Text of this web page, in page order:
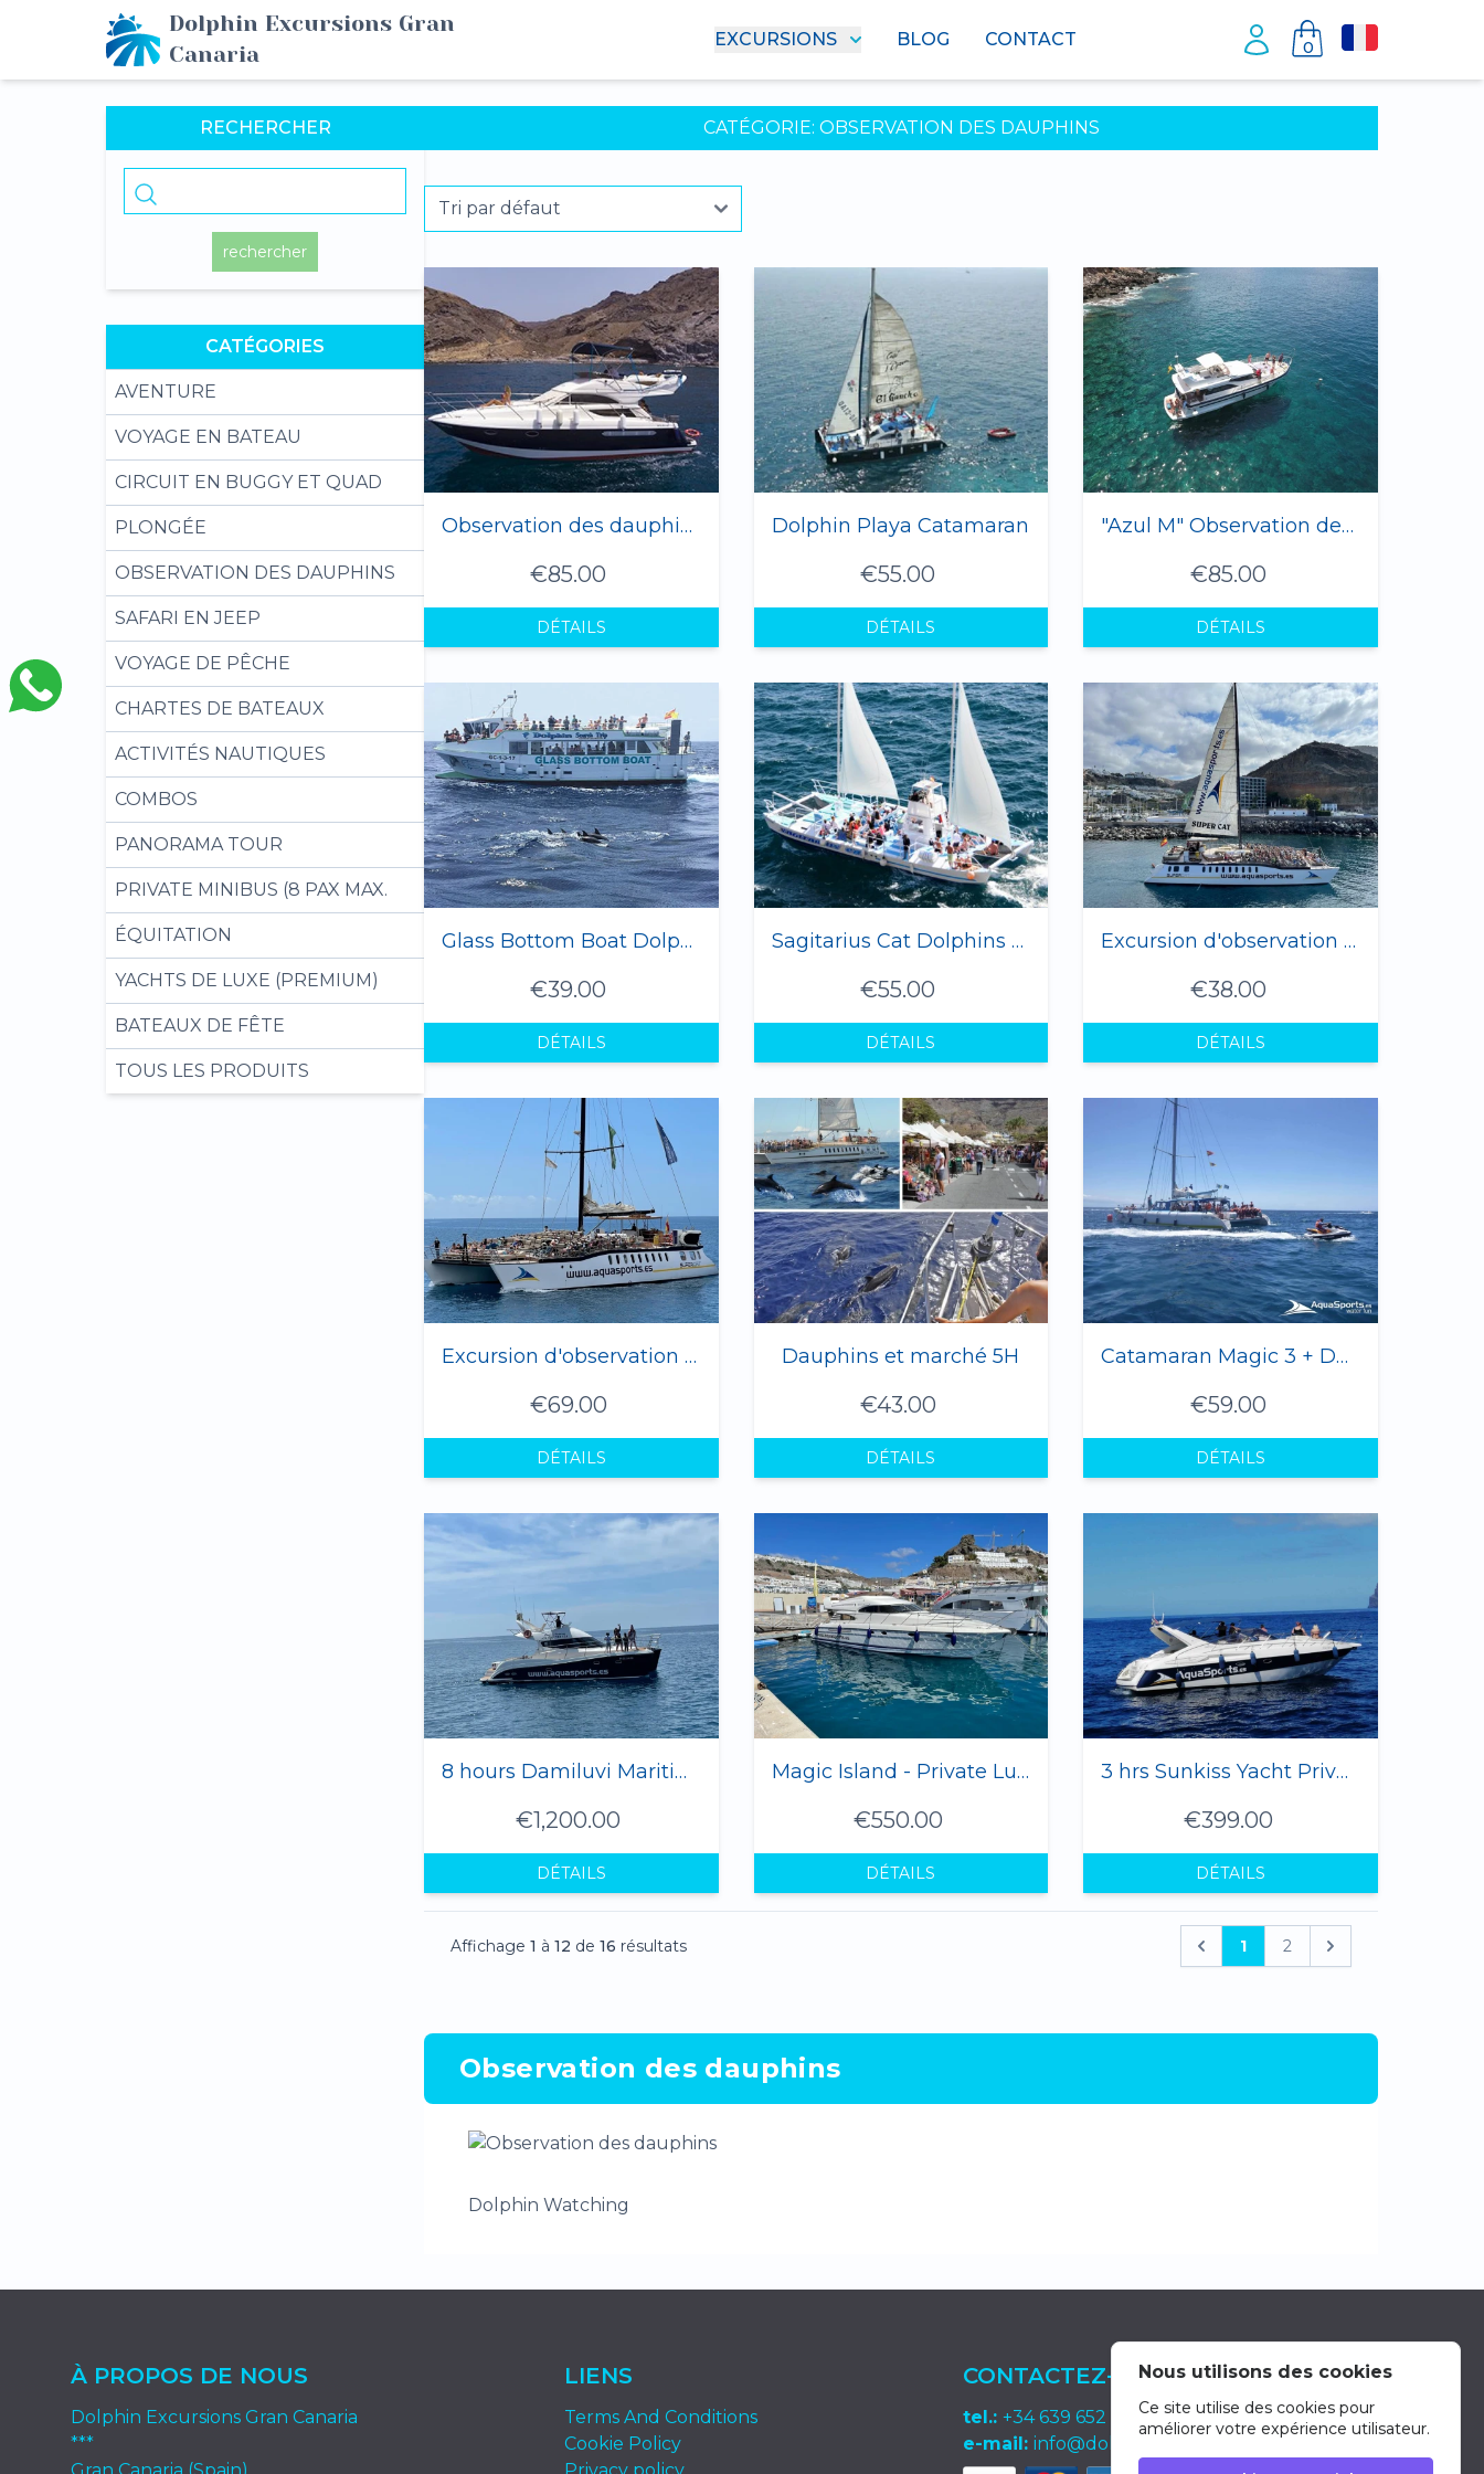
Dolphin Excursions Gran
Canaria
EXCURSIONS BLOG CONTACT 0
RECHERCHER
rechercher
CATÉGORIES
AVENTURE
VOYAGE EN BATEAU
CIRCUIT EN BUGGY ET QUAD
PLONGÉE
OBSERVATION DES DAUPHINS
SAFARI EN JEEP
VOYAGE DE PÊCHE
CHARTES DE BATEAUX
ACTIVITÉS NAUTIQUES
COMBOS
PANORAMA TOUR
PRIVATE MINIBUS (8 PAX MAX.
ÉQUITATION
YACHTS DE LUXE (PREMIUM)
BATEAUX DE FÊTE
TOUS LES PRODUITS
CATÉGORIE: OBSERVATION DES DAUPHINS
Observation des dauphins et des baleines sur yacht de luxe (max. 10 personnes) "ERNY 1"
€85.00
DÉTAILS
Dolphin Playa Catamaran
€55.00
DÉTAILS
"Azul M" Observation des dauphins et des baleines en yacht (12 personnes max.)
€85.00
DÉTAILS
Glass Bottom Boat Dolphin Tour
€39.00
DÉTAILS
Sagitarius Cat Dolphins Tour
€55.00
DÉTAILS
Excursion d'observation des dauphins à Gran Canaria 2 heures
€38.00
DÉTAILS
Excursion d'observation des dauphins PREMIUM à Gran Canaria - 4 heures
€69.00
DÉTAILS
Dauphins et marché 5H
€43.00
DÉTAILS
Catamaran Magic 3 + Dauphins (Adultes et Enfants)
€59.00
DÉTAILS
8 hours Damiluvi Maritime Trip 1-12 Pax
€1,200.00
DÉTAILS
Magic Island - Private Luxury Yacht 1-12 Pax
€550.00
DÉTAILS
3 hrs Sunkiss Yacht Private Charter - 1 to 8 Pax
€399.00
DÉTAILS
Affichage 1 à 12 de 16 résultats 1 2
Observation des dauphins
Dolphin Watching
À PROPOS DE NOUS
Dolphin Excursions Gran Canaria
***
LIENS
Terms And Conditions
Cookie Policy
CONTACTEZ-NOUS
tel.: +34 639 652 400
e-mail: info@dolphin-excursions-gran-canaria.com
Nous utilisons des cookies
Ce site utilise des cookies pour
améliorer votre expérience utilisateur.